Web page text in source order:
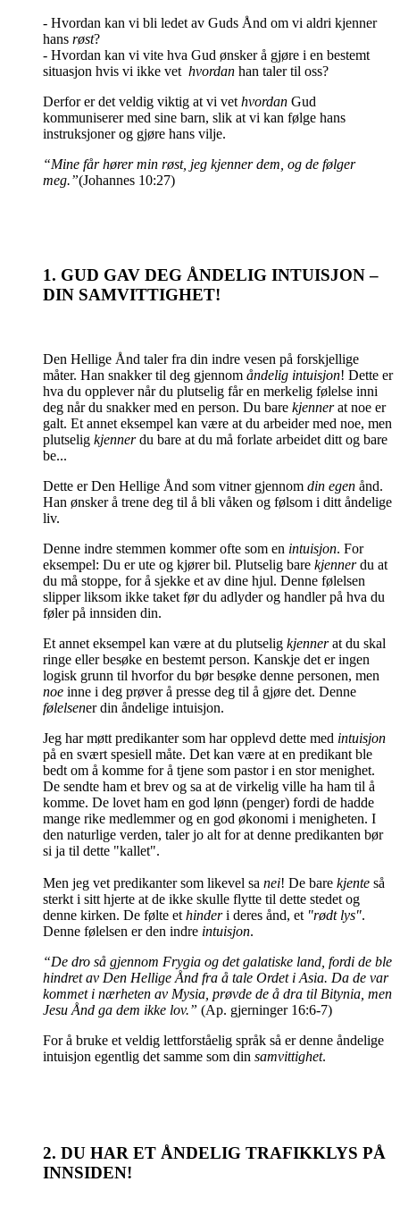
- Hvordan kan vi bli ledet av Guds Ånd om vi aldri kjenner
hans røst?
- Hvordan kan vi vite hva Gud ønsker å gjøre i en bestemt
situasjon hvis vi ikke vet hvordan han taler til oss?
Derfor er det veldig viktig at vi vet hvordan Gud
kommuniserer med sine barn, slik at vi kan følge hans
instruksjoner og gjøre hans vilje.
“Mine får hører min røst, jeg kjenner dem, og de følger
meg.”(Johannes 10:27)
1. GUD GAV DEG ÅNDELIG INTUISJON –
DIN SAMVITTIGHET!
Den Hellige Ånd taler fra din indre vesen på forskjellige
måter. Han snakker til deg gjennom åndelig intuisjon! Dette er
hva du opplever når du plutselig får en merkelig følelse inni
deg når du snakker med en person. Du bare kjennerat noe er
galt. Et annet eksempel kan være at du arbeider med noe, men
plutselig kjennerdu bare at du må forlate arbeidet ditt og bare
be...
Dette er Den Hellige Ånd som vitner gjennom din egen ånd.
Han ønsker å trene deg til å bli våken og følsom i ditt åndelige
liv.
Denne indre stemmen kommer ofte som en intuisjon. For
eksempel: Du er ute og kjører bil. Plutselig bare kjennerdu at
du må stoppe, for å sjekke et av dine hjul. Denne følelsen
slipper liksom ikke taket før du adlyder og handler på hva du
føler på innsiden din.
Et annet eksempel kan være at du plutselig kjennerat du skal
ringe eller besøke en bestemt person. Kanskje det er ingen
logisk grunn til hvorfor du bør besøke denne personen, men
noe inne i deg prøver å presse deg til å gjøre det. Denne
følelsener din åndelige intuisjon.
Jeg har møtt predikanter som har opplevd dette med intuisjon
på en svært spesiell måte. Det kan være at en predikant ble
bedt om å komme for å tjene som pastor i en stor menighet.
De sendte ham et brev og sa at de virkelig ville ha ham til å
komme. De lovet ham en god lønn (penger) fordi de hadde
mange rike medlemmer og en god økonomi i menigheten. I
den naturlige verden, taler jo alt for at denne predikanten bør
si ja til dette "kallet".
Men jeg vet predikanter som likevel sa nei! De bare kjente så
sterkt i sitt hjerte at de ikke skulle flytte til dette stedet og
denne kirken. De følte et hinderi deres ånd, et "rødt lys".
Denne følelsen er den indre intuisjon.
“De dro så gjennom Frygia og det galatiske land, fordi de ble
hindret av Den Hellige Ånd fra å tale Ordet i Asia. Da de var
kommet i nærheten av Mysia, prøvde de å dra til Bitynia, men
Jesu Ånd ga dem ikke lov.” (Ap. gjerninger 16:6-7)
For å bruke et veldig lettforståelig språk så er denne åndelige
intuisjon egentlig det samme som din samvittighet.
2. DU HAR ET ÅNDELIG TRAFIKKLYS PÅ
INNSIDEN!